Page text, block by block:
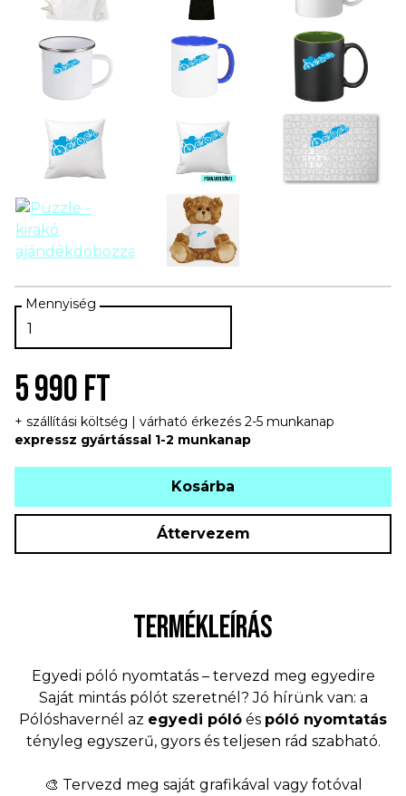
5 990 FT
+ szállítási költség | várható érkezés 2-5 munkanap
expressz gyártással 1-2 munkanap
Kosárba
Áttervezem
TERMÉKLEÍRÁS
Egyedi póló nyomtatás – tervezd meg egyedire
Saját mintás pólót szeretnél? Jó hírünk van: a
Pólóshavernél az egyedi póló és póló nyomtatás
tényleg egyszerű, gyors és teljesen rád szabható.
🎨 Tervezd meg saját grafikával vagy fotóval